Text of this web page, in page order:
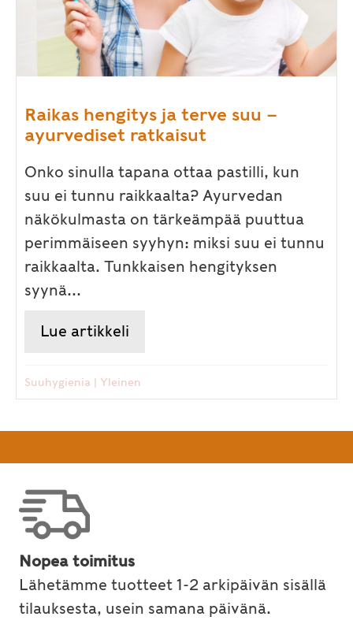
Raikas hengitys ja terve suu –
ayurvediset ratkaisut
Onko sinulla tapana ottaa pastilli, kun
suu ei tunnu raikkaalta? Ayurvedan
näkökulmasta on tärkeämpää puuttua
perimmäiseen syyhyn: miksi suu ei tunnu
raikkaalta. Tunkkaisen hengityksen
syynä...
Lue artikkeli
Suuhygienia | Yleinen
Nopea toimitus
Lähetämme tuotteet 1-2 arkipäivän sisällä
tilauksesta, usein samana päivänä.